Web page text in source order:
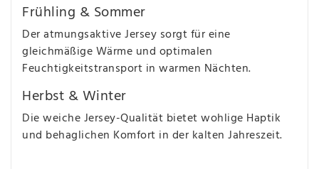
Frühling & Sommer
Der atmungsaktive Jersey sorgt für eine
gleichmäßige Wärme und optimalen
Feuchtigkeitstransport in warmen Nächten.
Herbst & Winter
Die weiche Jersey-Qualität bietet wohlige Haptik
und behaglichen Komfort in der kalten Jahreszeit.